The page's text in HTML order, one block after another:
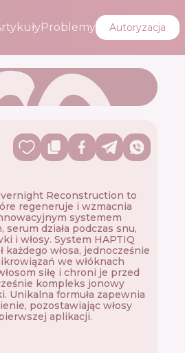
Problemy Autoryzacja
Reconstruction to
regeneruje i wzmacnia
systemem
działa podczas snu,
i włosy. System HAPTIQ
włosa, jednocześnie
we włóknach
siłę i chroni je przed
kompleks jonowy
Unikalna formuła zapewnia
pozostawiając włosy
aplikacji.